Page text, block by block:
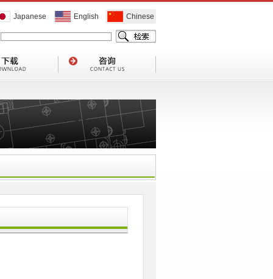
Japanese English Chinese